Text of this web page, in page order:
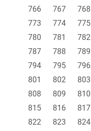
766
767 768
773
774 775
780
781 782
787
788 789
794
795 796
801
802 803
808
809 810
815
816 817
822
823 824